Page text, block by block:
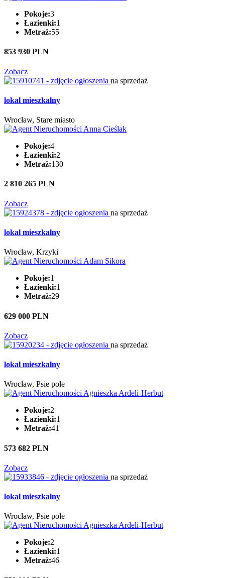
Pokoje:3
Łazienki:1
Metraż:55
853 930 PLN
Zobacz
na sprzedaż
lokal mieszkalny
Wrocław, Stare miasto
Pokoje:4
Łazienki:2
Metraż:130
2 810 265 PLN
Zobacz
na sprzedaż
lokal mieszkalny
Wrocław, Krzyki
Pokoje:1
Łazienki:1
Metraż:29
629 000 PLN
Zobacz
na sprzedaż
lokal mieszkalny
Wrocław, Psie pole
Pokoje:2
Łazienki:1
Metraż:41
573 682 PLN
Zobacz
na sprzedaż
lokal mieszkalny
Wrocław, Psie pole
Pokoje:2
Łazienki:1
Metraż:46